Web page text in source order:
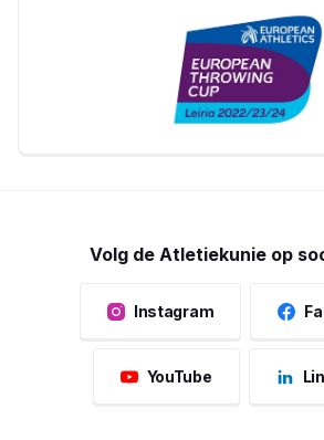
Volg de Atletiekunie op
Instagram
YouTube